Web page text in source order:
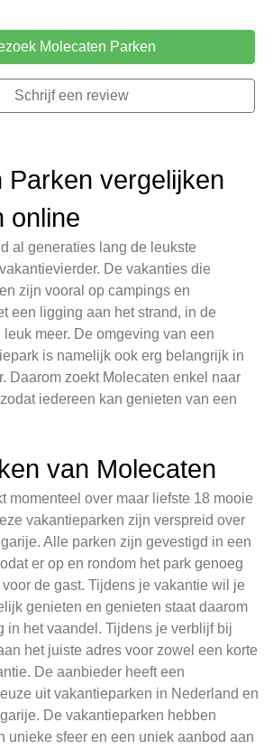
Molecaten Parken
Schrijf een review
Parken vergelijken
online
al generaties lang de leukste
De vakanties die
zijn vooral op campings en
een ligging aan het strand, in de
leuk meer. De omgeving van een
is namelijk ook erg belangrijk in
Daarom zoekt Molecaten enkel naar
iedereen kan genieten van een
van Molecaten
momenteel over maar liefste 18 mooie
vakantieparken zijn verspreid over
Alle parken zijn gevestigd in een
er op en rondom het park genoeg
de gast. Tijdens je vakantie wil je
genieten en genieten staat daarom
in het vaandel. Tijdens je verblijf bij
het juiste adres voor zowel een korte
De aanbieder heeft een
uit vakantieparken in Nederland en
De vakantieparken hebben
unieke sfeer en een uniek aanbod aan